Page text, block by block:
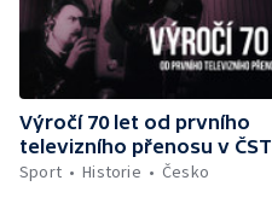
Výročí 70 let od prvního
televizního přenosu v ČST
Sport
Historie Česko